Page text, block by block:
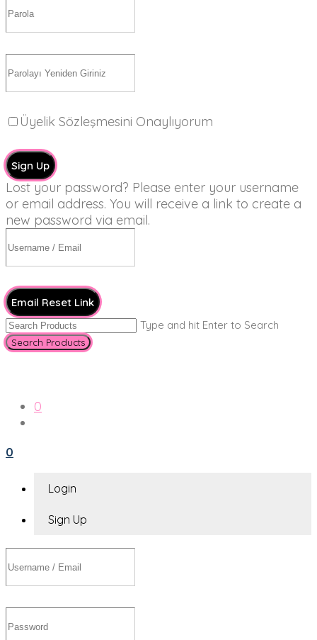
Üyelik Sözleşmesini Onaylıyorum
Sign Up
Lost your password? Please enter your username
or email address. You will receive a link to create a
new password via email.
Email Reset Link
Type and hit Enter to Search
0
0
Login
Sign Up